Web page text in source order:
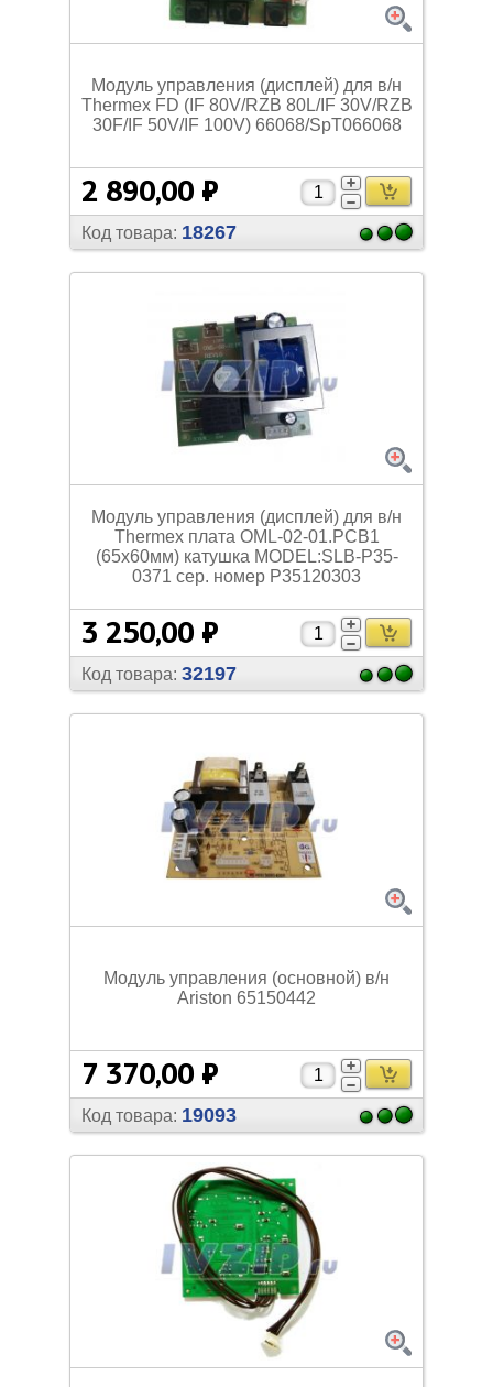
Модуль управления (дисплей) для в/н
Thermex FD (IF 80V/RZB 80L/IF 30V/RZB
30F/IF 50V/IF 100V) 66068/SpT066068
2 890,00 ₽
Код товара: 18267
Модуль управления (дисплей) для в/н
Thermex плата OML-02-01.PCB1
(65х60мм) катушка MODEL:SLB-P35-
0371 сер. номер P35120303
3 250,00 ₽
Код товара: 32197
Модуль управления (основной) в/н
Ariston 65150442
7 370,00 ₽
Код товара: 19093